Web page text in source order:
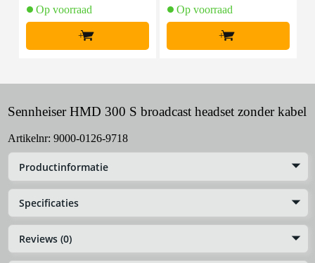
Op voorraad
+
Op voorraad
+
Sennheiser HMD 300 S broadcast headset zonder kabel
Artikelnr: 9000-0126-9718
Productinformatie
Specificaties
Reviews (0)